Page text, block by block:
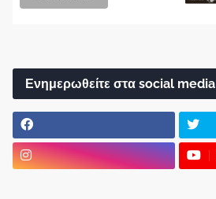
Ενημερωθείτε στα social media